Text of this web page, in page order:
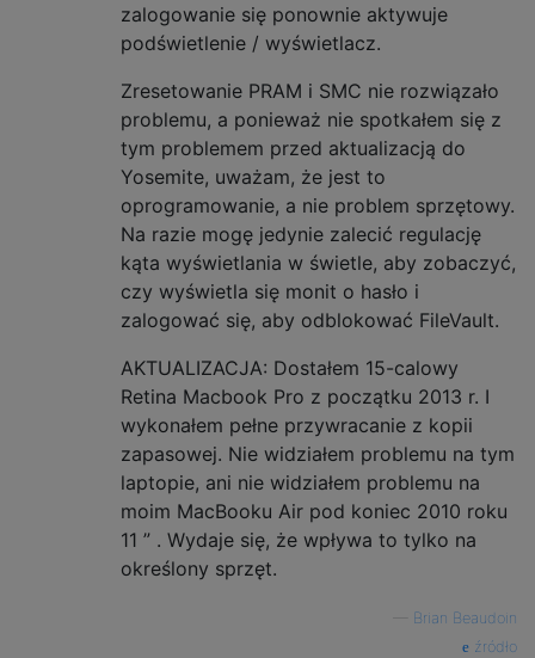
zalogowanie się ponownie aktywuje
podświetlenie / wyświetlacz.
Zresetowanie PRAM i SMC nie rozwiązało
problemu, a ponieważ nie spotkałem się z
tym problemem przed aktualizacją do
Yosemite, uważam, że jest to
oprogramowanie, a nie problem sprzętowy.
Na razie mogę jedynie zalecić regulację
kąta wyświetlania w świetle, aby zobaczyć,
czy wyświetla się monit o hasło i
zalogować się, aby odblokować FileVault.
AKTUALIZACJA: Dostałem 15-calowy
Retina Macbook Pro z początku 2013 r. I
wykonałem pełne przywracanie z kopii
zapasowej. Nie widziałem problemu na tym
laptopie, ani nie widziałem problemu na
moim MacBooku Air pod koniec 2010 roku
11 ” . Wydaje się, że wpływa to tylko na
określony sprzęt.
Brian Beaudoin
źródło